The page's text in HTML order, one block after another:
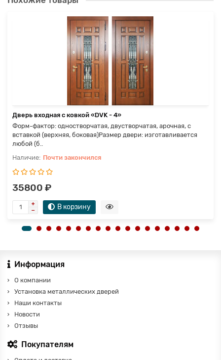
Дверь входная с ковкой «DVK - 4»
Форм-фактор: одностворчатая, двустворчатая, арочная, с
вставкой (верхняя, боковая)Размер двери: изготавливается
любой (б..
Почти закончился
35800 ₽
В корзину
Информация
О компании
Установка металлических дверей
Наши контакты
Новости
Отзывы
Покупателям